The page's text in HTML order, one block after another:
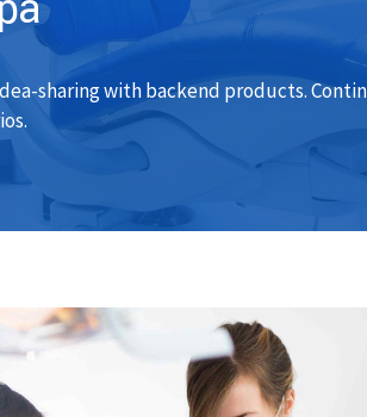
sharing with backend products.